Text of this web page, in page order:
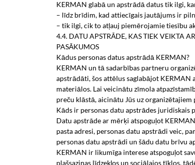
KERMAN glabā un apstrādā datus tik ilgi,
– līdz brīdim, kad attiecīgais jautājums ir
– tik ilgi, cik to atļauj piemērojamie tiesību
4.4. DATU APSTRĀDE, KAS TIEK VEIKTA
PASĀKUMOS
Kādus personas datus apstrādā KERMAN?
KERMAN un tā sadarbības partneru
apstrādāti, šos attēlus saglabājot
materiālos. Lai veicinātu zīmola
preču klāstā, aicinātu Jūs uz
Kāds ir personas datu apstrādes juridiskais
Datu apstrāde ar mērķi atspoguļot
pasta adresi, personas datu apstrādi veic,
personas datu apstrādi un šādu datu brīvu
KERMAN ir likumīga interese atspoguļot
plašsaziņas līdzekļos un sociālajos tīklos,